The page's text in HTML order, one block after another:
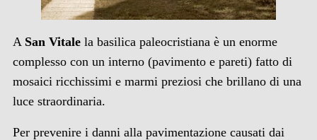
A San Vitalela basilica paleocristiana è un enorme
complesso con un interno (pavimento e pareti) fatto di
mosaici ricchissimi e marmi preziosi che brillano di una
luce straordinaria.
Per prevenire i danni alla pavimentazione causati dai